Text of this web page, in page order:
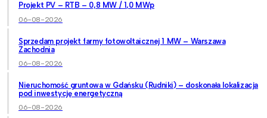
Projekt PV – RTB – 0,8 MW / 1,0 MWp
06-08-2026
Sprzedam projekt farmy fotowoltaicznej 1 MW – Warszawa
Zachodnia
06-08-2026
Nieruchomość gruntowa w Gdańsku (Rudniki) – doskonała lokalizacja
pod inwestycję energetyczną
06-08-2026